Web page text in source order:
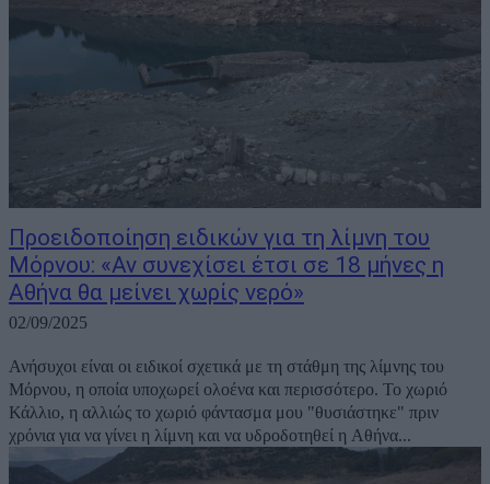
Προειδοποίηση ειδικών για τη λίμνη του
Μόρνου: «Αν συνεχίσει έτσι σε 18 μήνες η
Αθήνα θα μείνει χωρίς νερό»
02/09/2025
Ανήσυχοι είναι οι ειδικοί σχετικά με τη στάθμη της λίμνης του
Μόρνου, η οποία υποχωρεί ολοένα και περισσότερο. Το χωριό
Κάλλιο, η αλλιώς το χωριό φάντασμα μου "θυσιάστηκε" πριν
χρόνια για να γίνει η λίμνη και να υδροδοτηθεί η Αθήνα...